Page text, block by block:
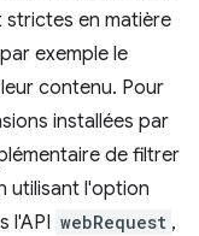
strictes en matière
exemple le
contenu. Pour
installées par
de filtrer
utilisant l'option
l'API webRequest ,